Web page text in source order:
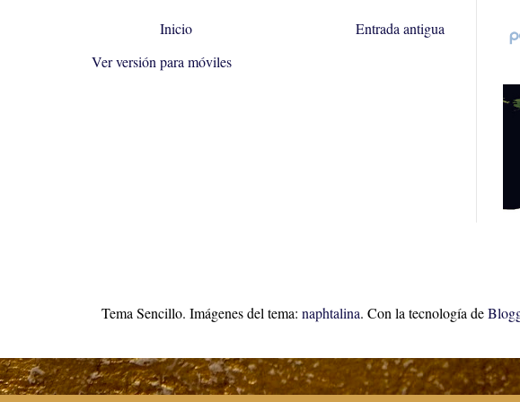
Entrada antigua
Inicio
Ver versión para móviles
Tema Sencillo. Imágenes del tema: naphtalina. Con la tecnología de